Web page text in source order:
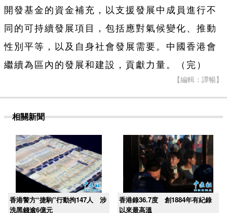
開發基金的資金補充，以支援發展中成員進行不
同的可持續發展項目，包括應對氣候變化、推動
性別平等，以及自身社會發展需要。中國香港會
繼續為區內的發展和建設，貢獻力量。（完）
【編輯：譚暢】
相關新聞
香港警方“捷駒”行動拘147人 涉
洗黑錢逾6億元
香港錄36.7度 創1884年有紀錄
以來最高溫